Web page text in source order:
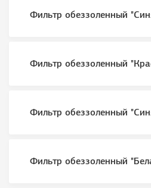
Фильтр обеззоленный
Фильтр обеззоленный
Фильтр обеззоленный
Фильтр обеззоленный